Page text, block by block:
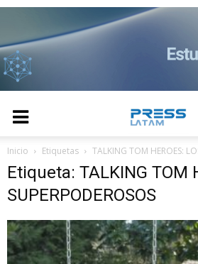
Inicio Etiquetas TALKING TOM HEROES:
Etiqueta: TALKING TOM
SUPERPODEROSOS